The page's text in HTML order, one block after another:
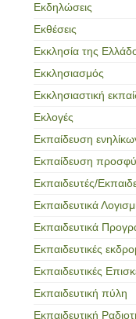
Εκδηλώσεις
Εκθέσεις
Εκκλησία της
Εκκλησιασμός
Εκκλησιαστική
Εκλογές
Εκπαίδευση
Εκπαίδευση
Εκπαιδευτές/
Εκπαιδευτικά
Εκπαιδευτικά
Εκπαιδευτικές
Εκπαιδευτικές
Εκπαιδευτική πύλη
Εκπαιδευτική